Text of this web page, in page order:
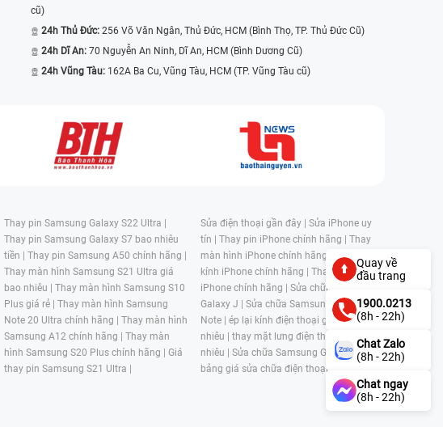
cũ)
24h Thủ Đức: 256 Võ Văn Ngân, Thủ Đức, HCM (Bình Thọ, TP. Thủ Đức Cũ)
24h Dĩ An: 70 Nguyễn An Ninh, Dĩ An, HCM (Bình Dương Cũ)
24h Vũng Tàu: 162A Ba Cu, Vũng Tàu, HCM (TP. Vũng Tàu cũ)
Thay pin Samsung Galaxy S22 Ultra |
Thay pin Samsung Galaxy S7 bao nhiêu
tiền | Thay pin Samsung A50 chính hãng |
Thay màn hình Samsung S21 Ultra giá
bao nhiêu | Thay màn hình Samsung S10
Plus giá rẻ | Thay màn hình Samsung
Note 20 Ultra chính hãng | Thay màn hình
Samsung A12 chính hãng | Thay màn
hình Samsung S20 Plus chính hãng | Giá
thay pin Samsung S21 Ultra |
Sửa điện thoại gần đây | Sửa iPhone uy
tín | Thay pin iPhone chính hãng | Thay
màn hình iPhone chính hãng |
Thay mặt
kính iPhone chính hãng | Thay kính lưng
iPhone chính hãng | Sửa chữa Samsung
Galaxy J | Sửa chữa Samsung Galaxy
Note | ép lại kính điện thoại giá bao
nhiêu | thay mặt lưng điện thoại giá bao
nhiêu | Sửa chữa Samsung Galaxy S |
bảng giá sửa chữa điện thoại samsung |
Quay về
đầu trang
1900.0213
(8h - 22h)
Chat Zalo
(8h - 22h)
Chat ngay
(8h - 22h)